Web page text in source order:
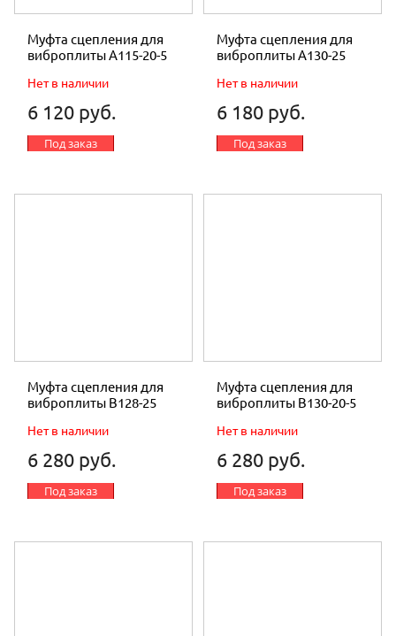
Муфта сцепления для
виброплиты A115-20-5
Нет в наличии
6 120 руб.
Под заказ
Муфта сцепления для
виброплиты A130-25
Нет в наличии
6 180 руб.
Под заказ
Муфта сцепления для
виброплиты В128-25
Нет в наличии
6 280 руб.
Под заказ
Муфта сцепления для
виброплиты В130-20-5
Нет в наличии
6 280 руб.
Под заказ